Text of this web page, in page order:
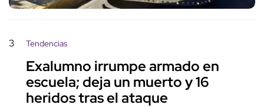
3 Tendencias
Exalumno irrumpe armado en
escuela; deja un muerto y 16
heridos tras el ataque